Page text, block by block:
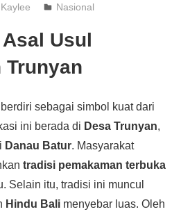
Kaylee Nasional
Usul
Trunyan
berdiri sebagai simbol kuat dari
ini berada di Desa Trunyan,
Danau Batur. Masyarakat
tradisi pemakaman terbuka
Selain itu, tradisi ini muncul
Hindu Balimenyebar luas. Oleh